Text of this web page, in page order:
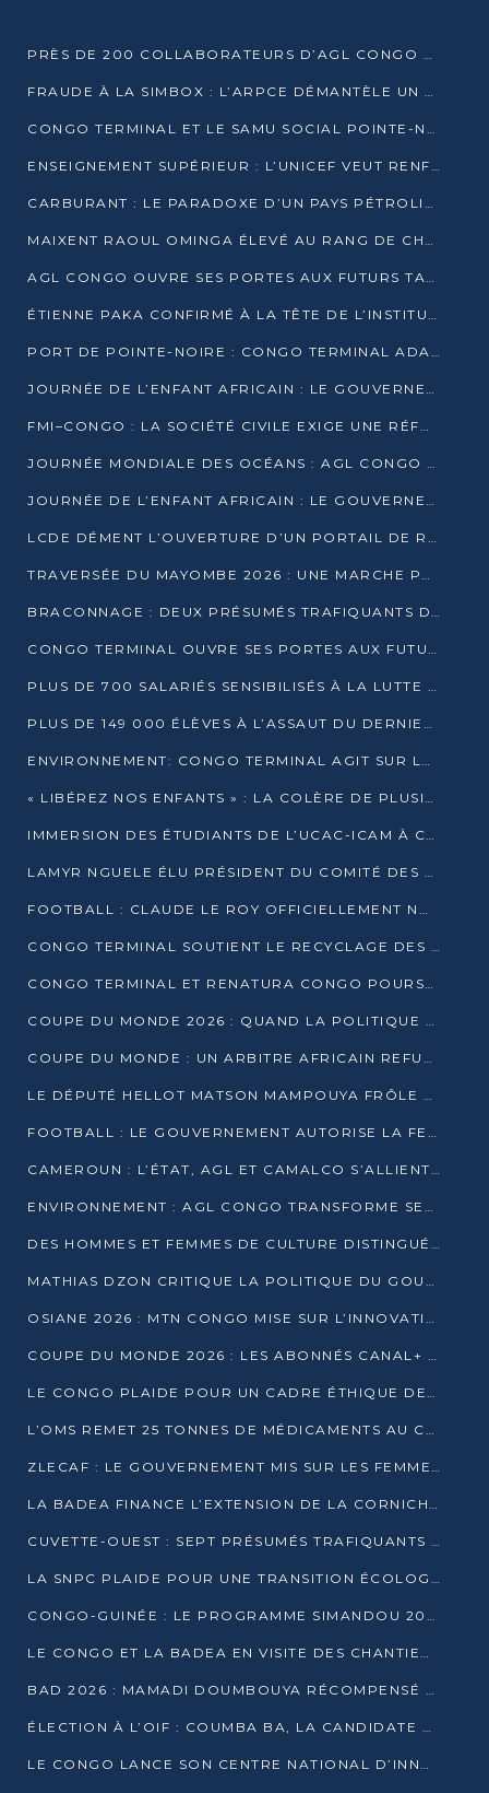
PRÈS DE 200 COLLABORATEURS D’AGL CONGO EN FORMATION JUSQU’EN JUILLET
FRAUDE À LA SIMBOX : L’ARPCE DÉMANTÈLE UN RÉSEAU UTILISANT DES CARTES SIM OUGANDAISES
CONGO TERMINAL ET LE SAMU SOCIAL POINTE-NOIRE RENOUVELLENT LEUR PARTENARIAT EN FAVEUR DES JEUNES VULNÉRABLES
ENSEIGNEMENT SUPÉRIEUR : L’UNICEF VEUT RENFORCER LA RECHERCHE SUR LES QUESTIONS DE L’ENFANCE
CARBURANT : LE PARADOXE D’UN PAYS PÉTROLIER CONFRONTÉ À DES PÉNURIES RÉCURRENTES
MAIXENT RAOUL OMINGA ÉLEVÉ AU RANG DE CHEVALIER DE L’ORDRE DE L’AMITIÉ ENTRE LA RUSSIE ET LE CONGO
AGL CONGO OUVRE SES PORTES AUX FUTURS TALENTS DE LA LOGISTIQUE
ÉTIENNE PAKA CONFIRMÉ À LA TÊTE DE L’INSTITUT GÉOGRAPHIQUE NATIONAL
PORT DE POINTE-NOIRE : CONGO TERMINAL ADAPTE SON DRAGAGE AUX SABLES BITUMINEUX
JOURNÉE DE L’ENFANT AFRICAIN : LE GOUVERNEMENT RÉAFFIRME SON ENGAGEMENT POUR L’ACCÈS À L’EAU ET À L’ASSAINISSEMENT
FMI–CONGO : LA SOCIÉTÉ CIVILE EXIGE UNE RÉFORME DE LA FISCALITÉ PÉTROLIÈRE
JOURNÉE MONDIALE DES OCÉANS : AGL CONGO MOBILISE SES COLLABORATEURS POUR LA PRÉSERVATION DE LA BIODIVERSITÉ MARINE
JOURNÉE DE L’ENFANT AFRICAIN : LE GOUVERNEMENT MOBILISÉ POUR L’HYGIÈNE DANS LES ORPHELINATS
LCDE DÉMENT L’OUVERTURE D’UN PORTAIL DE RECRUTEMENT ET APPELLE À LA VIGILANCE
TRAVERSÉE DU MAYOMBE 2026 : UNE MARCHE POUR SENSIBILISER ET DÉPISTER AU DIABÈTE
BRACONNAGE : DEUX PRÉSUMÉS TRAFIQUANTS D’HIPPOPOTAME ÉCROUÉS À BRAZZAVILLE
CONGO TERMINAL OUVRE SES PORTES AUX FUTURS INGÉNIEURS DE L’UCAC-ICAM
PLUS DE 700 SALARIÉS SENSIBILISÉS À LA LUTTE CONTRE LA TUBERCULOSE À CONGO TERMINAL
PLUS DE 149 000 ÉLÈVES À L’ASSAUT DU DERNIER CEPE
ENVIRONNEMENT: CONGO TERMINAL AGIT SUR LE TERRAIN ET FORME LES PLUS JEUNES
« LIBÉREZ NOS ENFANTS » : LA COLÈRE DE PLUSIEURS MÈRES À BRAZZAVILLE CONTRE LA DGSP
IMMERSION DES ÉTUDIANTS DE L’UCAC-ICAM À CONGO TERMINAL
LAMYR NGUELE ÉLU PRÉSIDENT DU COMITÉ DES MEMBRES D’HONNEUR DU PCT
FOOTBALL : CLAUDE LE ROY OFFICIELLEMENT NOMMÉ SÉLECTIONNEUR DU CONGO
CONGO TERMINAL SOUTIENT LE RECYCLAGE DES DÉCHETS PLASTIQUES À POINTE-NOIRE
CONGO TERMINAL ET RENATURA CONGO POURSUIVENT LEUR COMBAT POUR LA BIODIVERSITÉ
COUPE DU MONDE 2026 : QUAND LA POLITIQUE MENACE L’UNIVERSALITÉ DU FOOTBALL
COUPE DU MONDE : UN ARBITRE AFRICAIN REFUSÉ À L’ENTRÉE DES ÉTATS-UNIS
LE DÉPUTÉ HELLOT MATSON MAMPOUYA FRÔLE LA MORT LORS D’UNE EMBUSCADE DZNS LE POOL
FOOTBALL : LE GOUVERNEMENT AUTORISE LA FECOFOOT À OCCUPER LES COMPLEXES SPORTIFS
CAMEROUN : L’ÉTAT, AGL ET CAMALCO S’ALLIENT POUR UN MÉGA-PROJET FERROVIAIRE
ENVIRONNEMENT : AGL CONGO TRANSFORME SES DÉCHETS EN OUTILS DE FORMATION
DES HOMMES ET FEMMES DE CULTURE DISTINGUÉS POUR LEUR ENGAGEMENT PAR BANTOU CULTURE
MATHIAS DZON CRITIQUE LA POLITIQUE DU GOUVERNEMENT ET ALERTE SUR LA DETTE DU CONGO
OSIANE 2026 : MTN CONGO MISE SUR L’INNOVATION POUR RELEVER LES DÉFIS AFRICAINS
COUPE DU MONDE 2026 : LES ABONNÉS CANAL+ AU CONGO DÉÇUS À QUELQUES JOURS DU COUP D’ENVOI
LE CONGO PLAIDE POUR UN CADRE ÉTHIQUE DE L’INTELLIGENCE ARTIFICIELLE À DAKAR
L’OMS REMET 25 TONNES DE MÉDICAMENTS AU CONGO POUR RENFORCER LA RIPOSTE AUX ÉPIDÉMIES
ZLECAF : LE GOUVERNEMENT MIS SUR LES FEMMES ENTREPRENEURES
LA BADEA FINANCE L’EXTENSION DE LA CORNICHE SUD DE BRAZZAVILLE
CUVETTE-OUEST : SEPT PRÉSUMÉS TRAFIQUANTS DE FAUNE INTERPELLÉS À EWO ET KELLÉ
LA SNPC PLAIDE POUR UNE TRANSITION ÉCOLOGIQUE PROGRESSIVE
CONGO-GUINÉE : LE PROGRAMME SIMANDOU 2040 AU CŒUR DES ÉCHANGES À LA BAD
LE CONGO ET LA BADEA EN VISITE DES CHANTIERS
BAD 2026 : MAMADI DOUMBOUYA RÉCOMPENSÉ PAR LE TROPHÉE BABACAR NDIAYE À BRAZZAVILLE
ÉLECTION À L’OIF : COUMBA BA, LA CANDIDATE DISCRÈTE QUI BOUSCULE LE JEU DIPLOMATIQUE
LE CONGO LANCE SON CENTRE NATIONAL D’INNOVATION